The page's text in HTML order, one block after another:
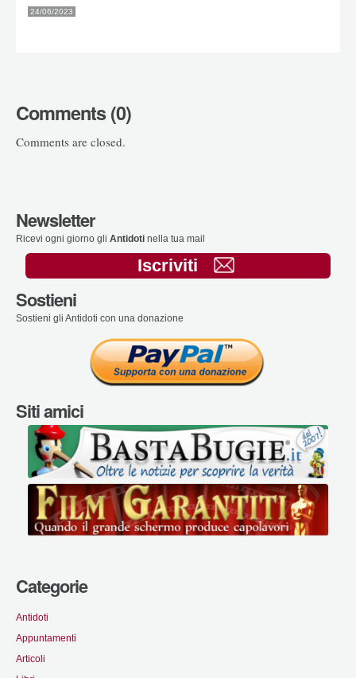
24/06/2023
Comments (0)
Comments are closed.
Newsletter
Ricevi ogni giorno gli Antidoti nella tua mail
Iscriviti
Sostieni
Sostieni gli Antidoti con una donazione
Siti amici
Categorie
Antidoti
Appuntamenti
Articoli